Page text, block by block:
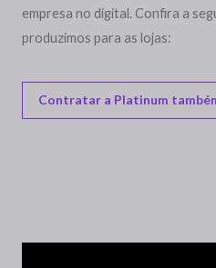
empresa no digital. Confira a
produzimos para as lojas:
Contratar a Platinum